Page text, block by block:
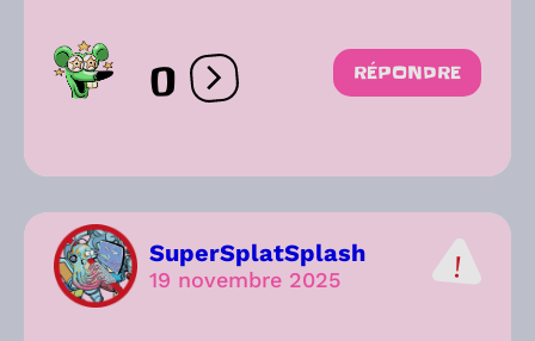
0 Ouvrir les réactions
RÉPONDRE
SuperSplatSplash
19 novembre 2025